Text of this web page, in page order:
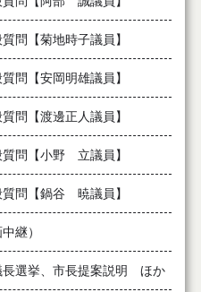
問【菊地時子議員】
問【安岡明雄議員】
問【渡邊正人議員】
問【小野 立議員】
問【鍋谷 暁議員】
継）
選挙、市長提案説明 ほか